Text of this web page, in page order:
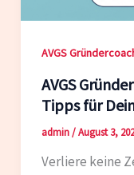
AVGS
AVGS
Tipps für
admin/August 3,
Verliere keine